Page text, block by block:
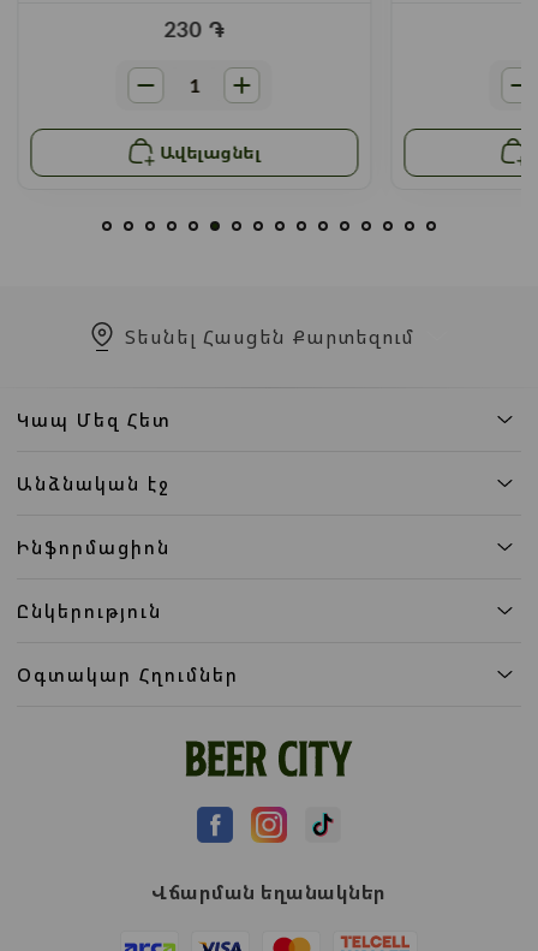
230 ֏
Ավելացնել
Տեսնել Հասցեն Քարտեզում
Կապ Մեզ Հետ
Անձնական էջ
Ինֆորմացիոն
Ընկերություն
Օգտակար Հղումներ
Վճարման եղանակներ